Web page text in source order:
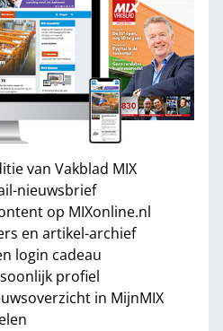
van Vakblad MIX
nieuwsbrief
op MIXonline.nl
en artikel-archief
login cadeau
profiel
in MijnMIX